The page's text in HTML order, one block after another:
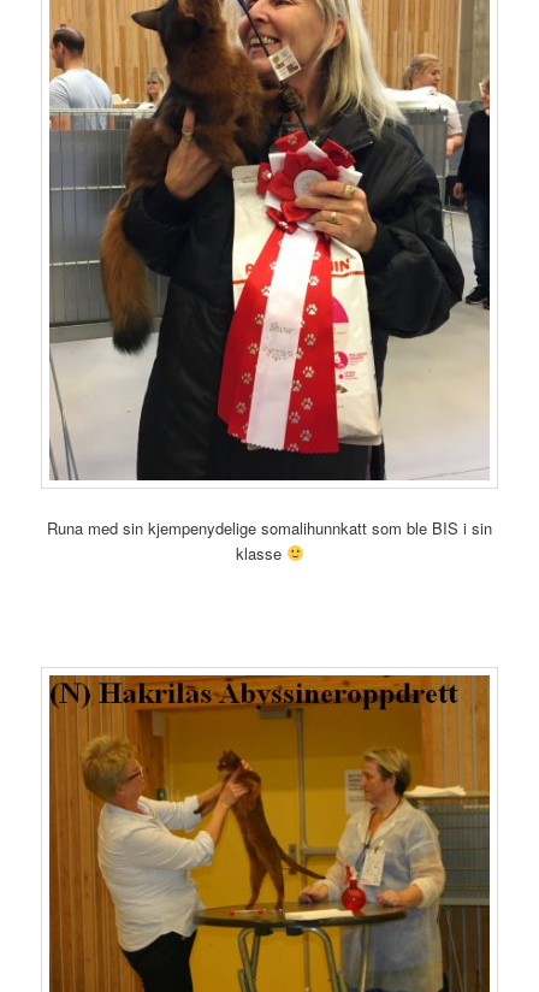
Runa med sin kjempenydelige somalihunnkatt som ble BIS i sin
klasse